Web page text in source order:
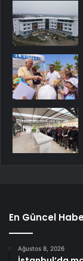
En Güncel
Ağustos 8, 2026